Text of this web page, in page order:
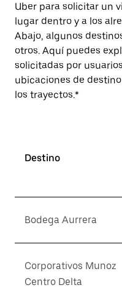
Uber para solicitar un
lugar dentro y a los
Abajo, algunos
otros. Aquí puedes
solicitadas por
ubicaciones de
los trayectos.*
Destino
Bodega Aurrera
Corporativos Munoz
Centro Delta